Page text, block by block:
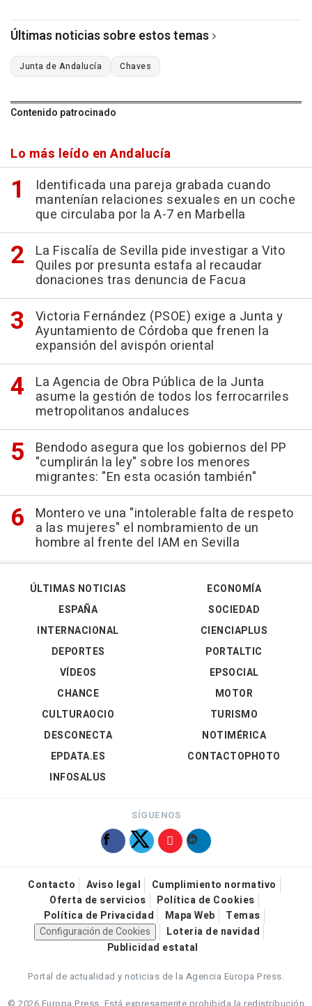
Últimas noticias sobre estos temas
Junta de Andalucía Chaves
Contenido patrocinado
Lo más leído en Andalucía
Identificada una pareja grabada cuando
mantenían relaciones sexuales en un coche
que circulaba por la A-7 en Marbella
La Fiscalía de Sevilla pide investigar a Vito
Quiles por presunta estafa al recaudar
donaciones tras denuncia de Facua
Victoria Fernández (PSOE) exige a Junta y
Ayuntamiento de Córdoba que frenen la
expansión del avispón oriental
La Agencia de Obra Pública de la Junta
asume la gestión de todos los ferrocarriles
metropolitanos andaluces
Bendodo asegura que los gobiernos del PP
"cumplirán la ley" sobre los menores
migrantes: "En esta ocasión también"
Montero ve una "intolerable falta de respeto
a las mujeres" el nombramiento de un
hombre al frente del IAM en Sevilla
ÚLTIMAS NOTICIAS
ESPAÑA
INTERNACIONAL
DEPORTES
VÍDEOS
ECONOMÍA
SOCIEDAD
CIENCIAPLUS
PORTALTIC
EPSOCIAL
CHANCE
CULTURAOCIO
DESCONECTA
EPDATA.ES
INFOSALUS
MOTOR
TURISMO
NOTIMÉRICA
CONTACTOPHOTO
SÍGUENOS
Contacto Aviso legal
Cumplimiento normativo
Oferta de servicios
Política de Cookies
Política de Privacidad
Mapa Web
Temas
Configuración de Cookies
Loteria de navidad
Publicidad estatal
Portal de actualidad y noticias de la Agencia Europa Press.